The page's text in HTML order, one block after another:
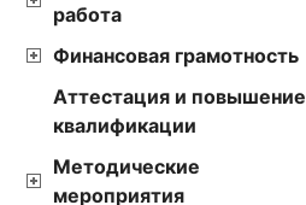
работа
Финансовая грамотность
Аттестация и повышение
квалификации
Методические
мероприятия